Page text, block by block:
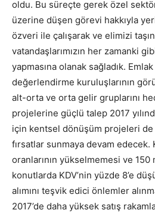
oldu. Bu süreçte gerek özel
üzerine düşen görevi hakkıyla
özveri ile çalışarak ve elimizi
vatandaşlarımızın her zamanki
yapmasına olanak sağladık.
değerlendirme kuruluşlarının
alt-orta ve orta gelir gruplarını
projelerine güçlü talep 2017
için kentsel dönüşüm projeleri de
fırsatlar sunmaya devam
oranlarının yükselmemesi ve
konutlarda KDV’nin yüzde 8’e
alımını teşvik edici önlemler
2017’de daha yüksek satış